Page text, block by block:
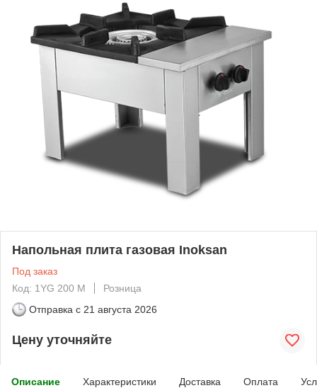
Напольная плита газовая Inoksan
Под заказ
Код: 1YG 200 M
Розница
Отправка с 21 августа 2026
Цену уточняйте
Описание Характеристики Доставка Оплата